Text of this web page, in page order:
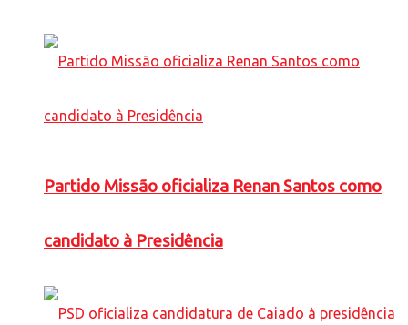
Partido Missão oficializa Renan Santos como
candidato à Presidência